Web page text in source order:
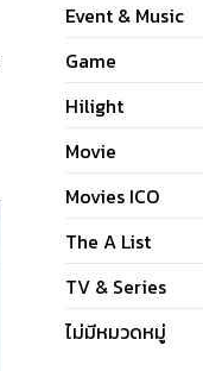
Event & Music
Game
Hilight
Movie
Movies ICO
The A List
TV & Series
ไม่มีหมวดหมู่